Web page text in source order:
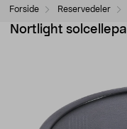
Forside Reservedeler
Nortlight